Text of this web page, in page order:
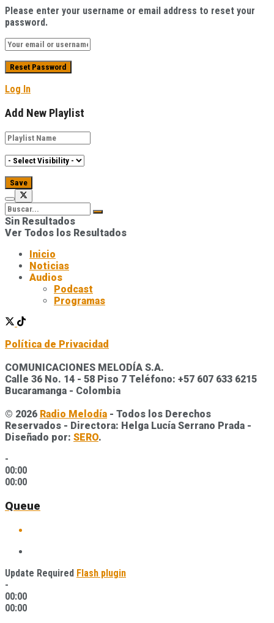
Please enter your username or email address to reset your
password.
Log In
Add New Playlist
Sin Resultados
Ver Todos los Resultados
Inicio
Noticias
Audios
Podcast
Programas
Política de Privacidad
COMUNICACIONES MELODÍA S.A.
Calle 36 No. 14 - 58 Piso 7 Teléfono: +57 607 633 6215
Bucaramanga - Colombia
© 2026 Radio Melodía - Todos los Derechos
Reservados - Directora: Helga Lucía Serrano Prada -
Diseñado por: SERO.
-
00:00
00:00
Queue
Update Required Flash plugin
-
00:00
00:00